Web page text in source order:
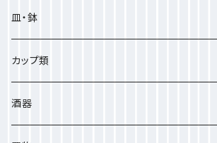
抹茶盌
水指
急須
急須
宝瓶
湯呑
花入
壺
皿・鉢
皿
小皿
中皿
鉢
カップ類
ビアカップ
酒器